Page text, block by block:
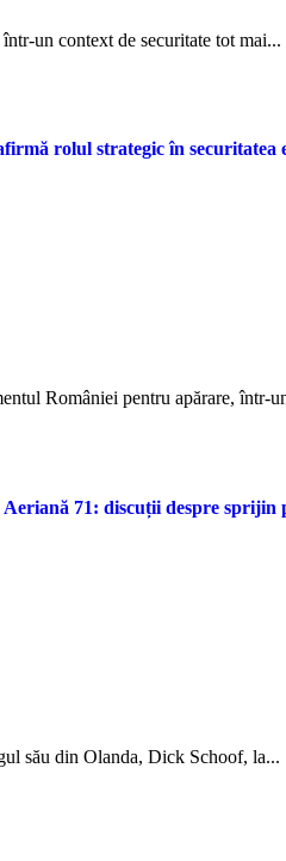
un context de securitate tot mai...
rolul strategic în securitatea
României pentru apărare, într-
71: discuții despre sprijin
său din Olanda, Dick Schoof, la...